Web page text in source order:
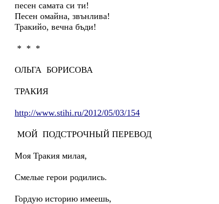
песен самата си ти!
Песен омайна, звънлива!
Тракийо, вечна бъди!
* * *
ОЛЬГА БОРИСОВА
ТРАКИЯ
http://www.stihi.ru/2012/05/03/154
МОЙ ПОДСТРОЧНЫЙ ПЕРЕВОД
Моя Тракия милая,
Смелые герои родились.
Гордую историю имеешь,